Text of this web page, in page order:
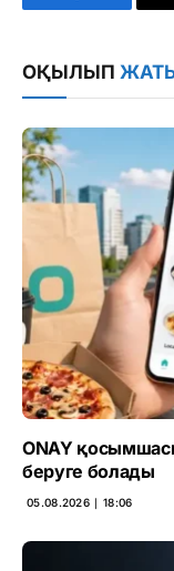
Facebook
ОҚЫЛЫП
ONAY
беруге болады
05.08.2026 ∣ 18:06